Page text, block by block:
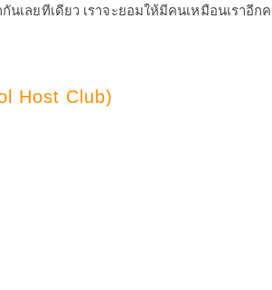
เลยทีเดียว เราจะยอมให้มีคนเหมือนเรา
Host Club)